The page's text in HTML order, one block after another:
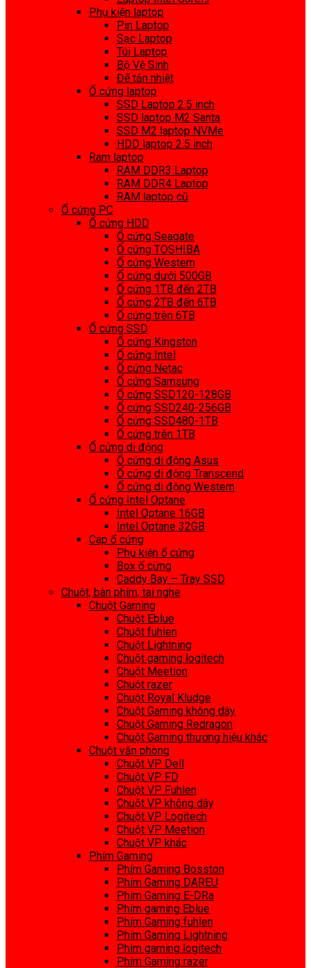
Phụ kiện laptop
Pin Laptop
Sạc Laptop
Túi Laptop
Bộ Vệ Sinh
Đế tản nhiệt
Ổ cứng laptop
SSD Laptop 2.5 inch
SSD laptop M2 Santa
SSD M2 laptop NVMe
HDD laptop 2.5 inch
Ram laptop
RAM DDR3 Laptop
RAM DDR4 Laptop
RAM laptop cũ
Ổ cứng PC
Ổ cứng HDD
Ổ cứng Seagate
Ổ cứng TOSHIBA
Ổ cứng Western
Ổ cứng dưới 500GB
Ổ cứng 1TB đến 2TB
Ổ cứng 2TB đến 6TB
Ổ cứng trên 6TB
Ổ cứng SSD
Ổ cứng Kingston
Ổ cứng Intel
Ổ cứng Netac
Ổ cứng Samsung
Ổ cứng SSD120-128GB
Ổ cứng SSD240-256GB
Ổ cứng SSD480-1TB
Ổ cứng trên 1TB
Ổ cứng di động
Ổ cứng di động Asus
Ổ cứng di động Transcend
Ổ cứng di động Western
Ổ cứng Intel Optane
Intel Optane 16GB
Intel Optane 32GB
Cap ổ cứng
Phụ kiện ổ cứng
Box ổ cứng
Caddy Bay – Tray SSD
Chuột, bàn phím, tai nghe
Chuột Gaming
Chuột Eblue
Chuột fuhlen
Chuột Lightning
Chuột gaming logitech
Chuột Meetion
Chuột razer
Chuột Royal Kludge
Chuột Gaming không dây
Chuột Gaming Redragon
Chuột Gaming thương hiệu khác
Chuột văn phòng
Chuột VP Dell
Chuột VP FD
Chuột VP Fuhlen
Chuột VP không dây
Chuột VP Logitech
Chuột VP Meetion
Chuột VP khác
Phím Gaming
Phím Gaming Bosston
Phím Gaming DAREU
Phím Gaming E-DRa
Phím gaming Eblue
Phím Gaming fuhlen
Phím Gaming Lightning
Phím gaming logitech
Phím Gaming razer